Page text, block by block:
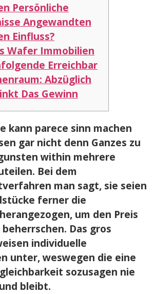
Persönliche
Angewandten
Einfluss?
Wafer Immobilien
Erreichbar
Abzüglich
Das Gewinn
kann parece sinn machen
gar nicht denn Ganzes zu
within mehrere
Bei dem
man sagt, sie seien
ferner die
um den Preis
Das gros
individuelle
unter, weswegen die eine
sozusagen nie
bleibt.